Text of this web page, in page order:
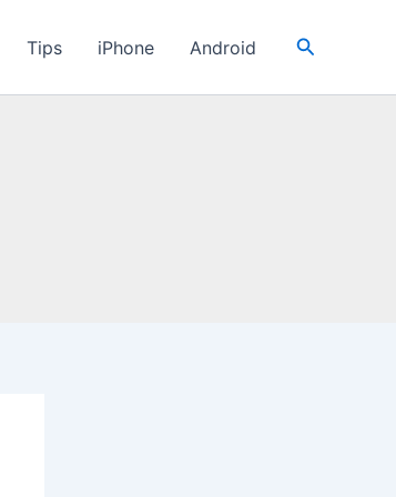
Tips iPhone Android Cari